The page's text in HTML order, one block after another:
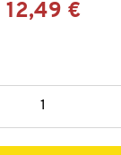
12,49 €